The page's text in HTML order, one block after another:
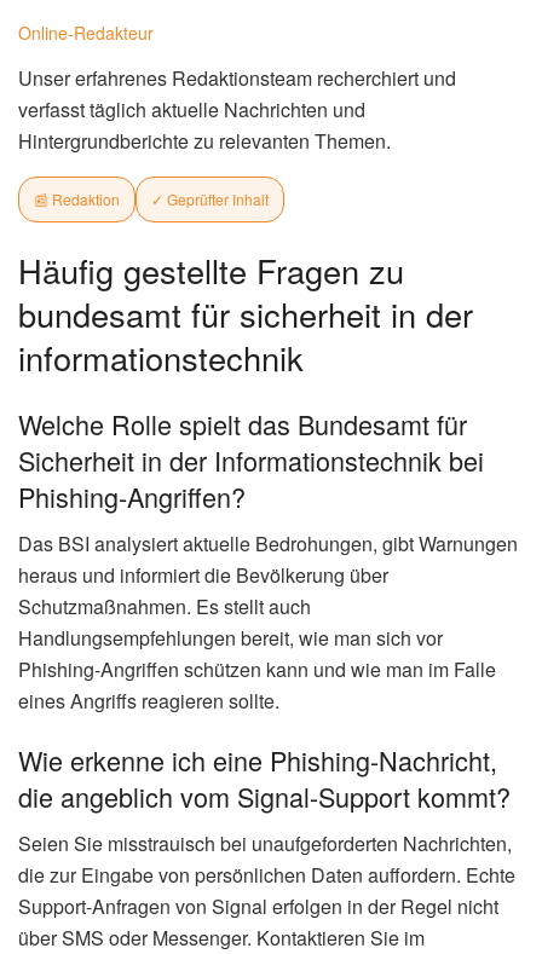
Online-Redakteur
Unser erfahrenes Redaktionsteam recherchiert und
verfasst täglich aktuelle Nachrichten und
Hintergrundberichte zu relevanten Themen.
📰 Redaktion ✓ Geprüfter Inhalt
Häufig gestellte Fragen zu
bundesamt für sicherheit in der
informationstechnik
Welche Rolle spielt das Bundesamt für
Sicherheit in der Informationstechnik bei
Phishing-Angriffen?
Das BSI analysiert aktuelle Bedrohungen, gibt Warnungen
heraus und informiert die Bevölkerung über
Schutzmaßnahmen. Es stellt auch
Handlungsempfehlungen bereit, wie man sich vor
Phishing-Angriffen schützen kann und wie man im Falle
eines Angriffs reagieren sollte.
Wie erkenne ich eine Phishing-Nachricht,
die angeblich vom Signal-Support kommt?
Seien Sie misstrauisch bei unaufgeforderten Nachrichten,
die zur Eingabe von persönlichen Daten auffordern. Echte
Support-Anfragen von Signal erfolgen in der Regel nicht
über SMS oder Messenger. Kontaktieren Sie im